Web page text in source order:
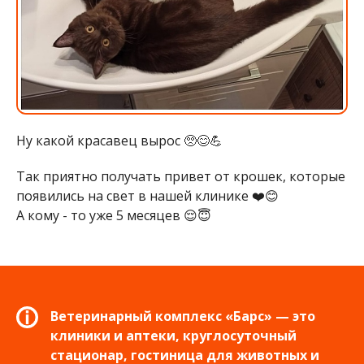
Ну какой красавец вырос 🥺😊💪
Так приятно получать привет от крошек, которые
появились на свет в нашей клинике ❤️😊
А кому - то уже 5 месяцев 😌😇
Ветеринарный комплекс «Барс» — это
клиники и аптеки, круглосуточный
стационар, гостиница для животных и